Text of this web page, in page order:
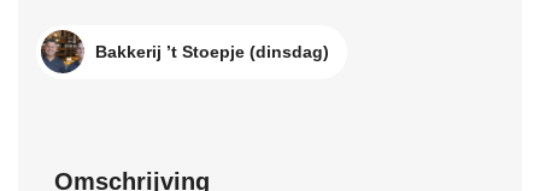
Bakkerij ’t Stoepje (dinsdag)
Omschrijving